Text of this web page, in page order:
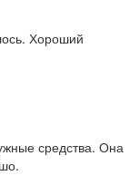
Хороший
средства. Она